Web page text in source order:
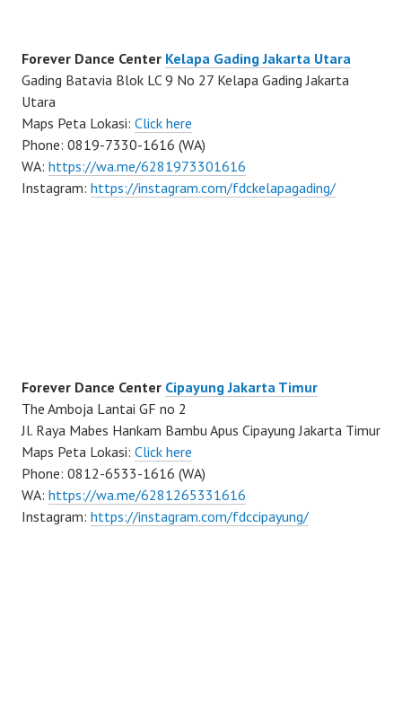
Forever Dance Center Kelapa Gading Jakarta Utara
Gading Batavia Blok LC 9 No 27 Kelapa Gading Jakarta
Utara
Maps Peta Lokasi: Click here
Phone: 0819-7330-1616 (WA)
WA: https://wa.me/6281973301616
Instagram: https://instagram.com/fdckelapagading/
Forever Dance Center Cipayung Jakarta Timur
The Amboja Lantai GF no 2
Jl. Raya Mabes Hankam Bambu Apus Cipayung Jakarta Timur
Maps Peta Lokasi: Click here
Phone: 0812-6533-1616 (WA)
WA: https://wa.me/6281265331616
Instagram: https://instagram.com/fdccipayung/